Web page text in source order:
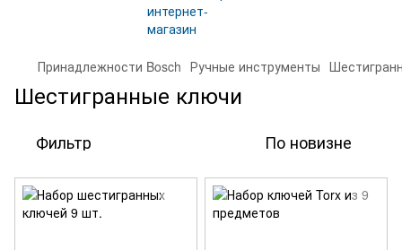
Принадлежности Bosch Ручные инструменты
Шестигранные ключи
Фильтр По новизне